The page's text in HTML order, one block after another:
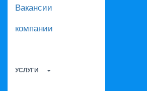
Вакансии
компании
УСЛУГИ